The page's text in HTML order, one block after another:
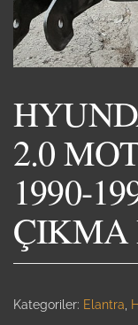
2.0
1990-
ÇIKMA
Kategoriler: Elantra,